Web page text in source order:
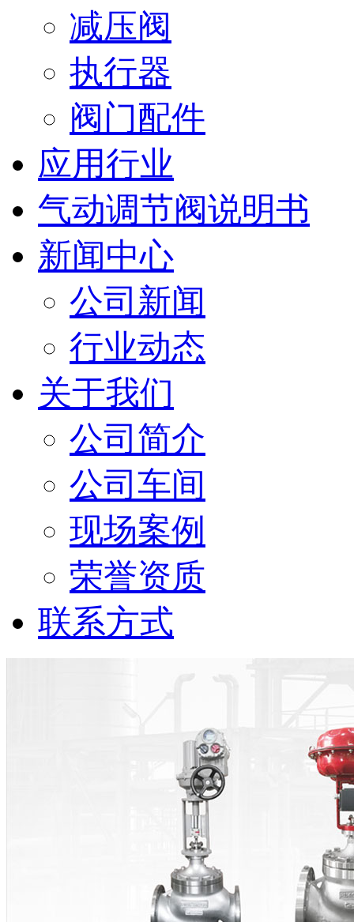
减压阀
执行器
阀门配件
应用行业
气动调节阀说明书
新闻中心
公司新闻
行业动态
关于我们
公司简介
公司车间
现场案例
荣誉资质
联系方式